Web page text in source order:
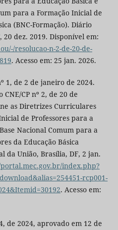
para a Formação Inicial de
(BNC-Formação). Diário
dez. 2019. Disponível em:
resolucao-n-2-de-20-de-
. Acesso em: 25 jan. 2026.
1, de 2 de janeiro de 2024.
CP nº 2, de 20 de
as Diretrizes Curriculares
de Professores para a
Nacional Comum para a
da Educação Básica
da União, Brasília, DF, 2 jan.
index.php?
rcp001-
. Acesso em:
de 2024, aprovado em 12 de